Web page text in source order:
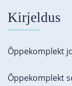
Kirjeldus
Õppekomplekt
Õppekomplekt